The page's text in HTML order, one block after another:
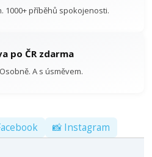
1000+ příběhů spokojenosti.
po ČR zdarma
A s úsměvem.
📸 Instagram